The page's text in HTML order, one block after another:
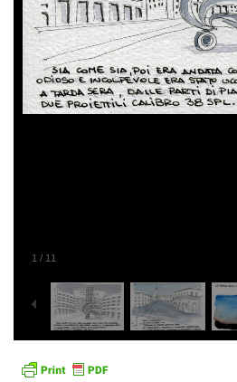
1 / 11